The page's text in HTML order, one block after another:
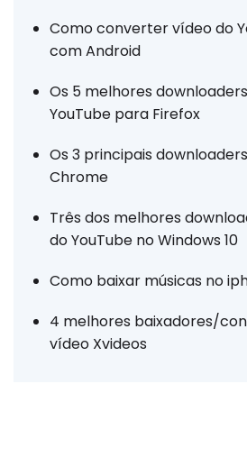
Como converter vídeo do
com Android
Os 5 melhores
YouTube para Firefox
Os 3 principais
Chrome
Três dos melhores
do YouTube no Windows 10
Como baixar músicas no
4 melhores baixadores/
vídeo Xvideos